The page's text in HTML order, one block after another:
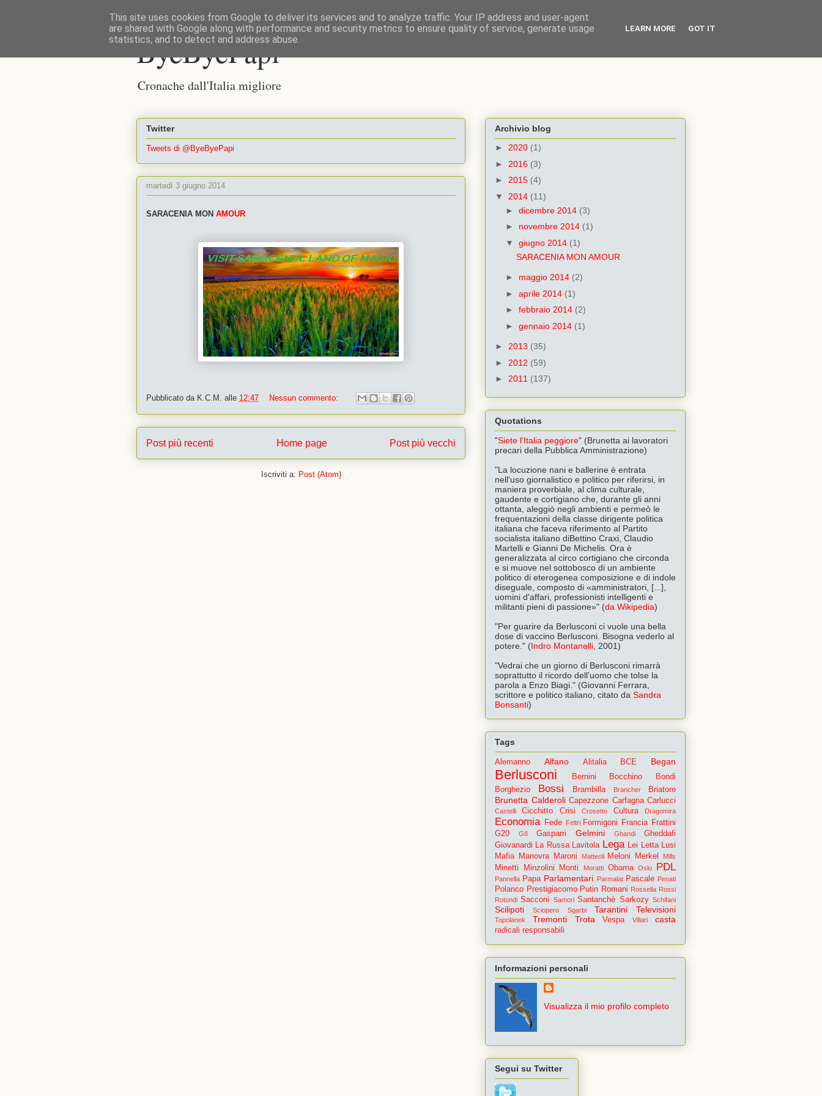
ByeByePapi
Cronache dall'Italia migliore
Twitter
Tweets di @ByeByePapi
martedì 3 giugno 2014
SARACENIA MON AMOUR
Pubblicato da K.C.M. alle 12:47 Nessun commento:
Post più recenti Post più vecchi
Home page
Iscriviti a: Post (Atom)
Archivio blog
► 2020 (1)
► 2016 (3)
► 2015 (4)
▼ 2014 (11)
► dicembre 2014 (3)
► novembre 2014 (1)
▼ giugno 2014 (1)
SARACENIA MON AMOUR
► maggio 2014 (2)
► aprile 2014 (1)
► febbraio 2014 (2)
► gennaio 2014 (1)
► 2013 (35)
► 2012 (59)
► 2011 (137)
Quotations
"Siete l'Italia peggiore" (Brunetta ai lavoratori
precari della Pubblica Amministrazione)
"La locuzione nani e ballerine è entrata
nell'uso giornalistico e politico per riferirsi, in
maniera proverbiale, al clima culturale,
gaudente e cortigiano che, durante gli anni
ottanta, aleggiò negli ambienti e permeò le
frequentazioni della classe dirigente politica
italiana che faceva riferimento al Partito
socialista italiano diBettino Craxi, Claudio
Martelli e Gianni De Michelis. Ora è
generalizzata al circo cortigiano che circonda
e si muove nel sottobosco di un ambiente
politico di eterogenea composizione e di indole
diseguale, composto di «amministratori, [...],
uomini d'affari, professionisti intelligenti e
militanti pieni di passione»" (da Wikipedia)
"Per guarire da Ber­lu­sconi ci vuole una bella
dose di vaccino Berlusconi. Bisogna vederlo al
potere." (Indro Montanelli , 2001)
"Vedrai che un giorno di Berlusconi rimarrà
soprattutto il ricordo dell'uomo che tolse la
parola a Enzo Biagi." (Giovanni Ferrara,
scrittore e politico italiano, citato da Sandra
Bonsanti)
Tags
Alemanno Alfano Alitalia BCE Began
Berlusconi Bernini Bocchino
Bondi
Borghezio
Bossi Brambilla Brancher Briatore
Brunetta Calderoli Capezzone Carfagna Carlucci
Castelli Cicchitto Crisi Crosetto Cultura Dragomira
Economia Fede Feltri Formigoni Francia Frattini
G20
G8 Gasparri Gelmini Ghandi
Gheddafi
Giovanardi La Russa Lavitola Lega Lei Letta Lusi
Mafia
Manovra Maroni Matteoli Meloni Merkel Mills
Minetti Minzolini Monti Moratti Obama Oslo PDL
Pannella Papa Parlamentari Parmalat Pascale Penati
Polanco Prestigiacomo Putin Romani Rossella Rossi
Rotondi Sacconi Samori Santanchè Sarkozy Schifani
Scilipoti Sciopero Sgarbi Tarantini Televisioni
Topolanek Tremonti Trota Vespa Villari casta
radicali responsabili
Informazioni personali
Visualizza il mio profilo completo
Segui su Twitter
This site uses cookies from Google to deliver its services and to analyze traffic. Your IP address and user-agent
are shared with Google along with performance and security metrics to ensure quality of service, generate usage
statistics, and to detect and address abuse.
LEARN MORE GOT IT